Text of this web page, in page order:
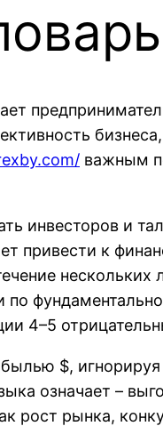
важным
инвесторов и
привести к
4–5
$,
означает –
рост рынка,